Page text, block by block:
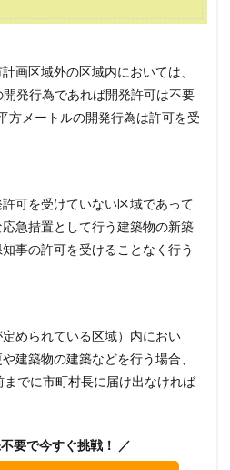
画区域外の区域内においては、
発行為であれば開発許可は不要
方メートルの開発行為は許可を受
可を受けていない区域であって
急措置として行う建築物の新築
事の許可を受けることなく行う
められている区域）内におい
建築物の建築などを行う場合、
でに市町村長に届け出なければ
要で今すぐ挑戦！ ／